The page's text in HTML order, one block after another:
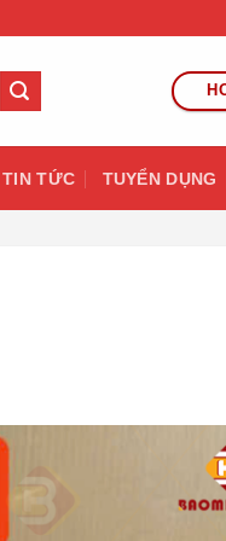
TIN TỨC TUYỂN DỤNG